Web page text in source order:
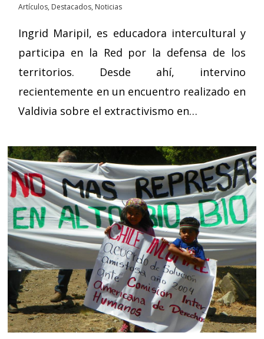
Artículos, Destacados, Noticias
Ingrid Maripil, es educadora intercultural y
participa en la Red por la defensa de los
territorios. Desde ahí, intervino
recientemente en un encuentro realizado en
Valdivia sobre el extractivismo en…